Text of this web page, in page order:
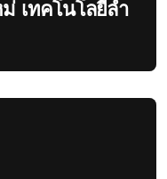
เทคโนโลยีล้ำ